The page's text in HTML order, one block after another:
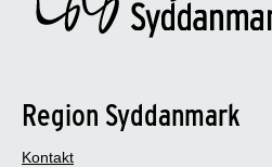
Region Syddanmark
Kontakt